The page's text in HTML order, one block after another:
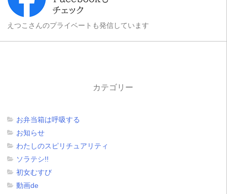
えつこさんのプライベートも発信しています
カテゴリー
お弁当箱は呼吸する
お知らせ
わたしのスピリチュアリティ
ソラテシ!!
初女むすび
動画de